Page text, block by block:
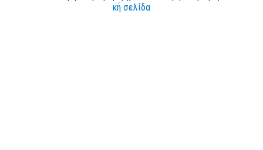
κή σελίδα